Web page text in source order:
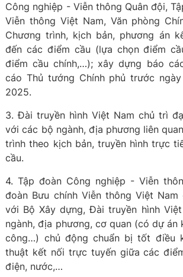
Công nghiệp - Viễn thông Quân đội,
Viễn thông Việt Nam, Văn phòng
Chương trình, kịch bản, phương án
đến các điểm cầu (lựa chọn điểm
điểm cầu chính,…); xây dựng báo
cáo Thủ tướng Chính phủ trước
2025.
3. Đài truyền hình Việt Nam chủ trì
với các bộ ngành, địa phương liên
trình theo kịch bản, truyền hình trực
cầu.
4. Tập đoàn Công nghiệp - Viễn
đoàn Bưu chính Viễn thông Việt
với Bộ Xây dựng, Đài truyền hình
ngành, địa phương, cơ quan (có dự án
công…) chủ động chuẩn bị tốt điều
thuật kết nối trực tuyến giữa các
điện, nước,…